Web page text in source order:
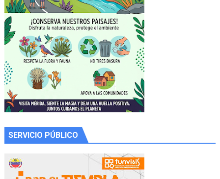
SERVICIO PÚBLICO